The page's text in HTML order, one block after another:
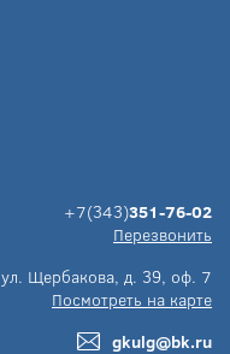
+7(343)351-76-02
Перезвонить
ул. Щербакова, д. 39, оф. 7
Посмотреть на карте
gkulg@bk.ru